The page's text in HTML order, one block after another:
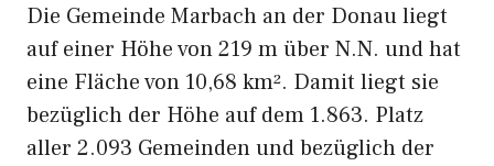
Die Gemeinde Marbach an der Donau liegt
auf einer Höhe von 219 m über N.N. und hat
eine Fläche von 10,68 km². Damit liegt sie
bezüglich der Höhe auf dem 1.863. Platz
aller 2.093 Gemeinden und bezüglich der